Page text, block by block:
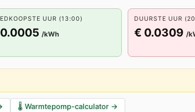
UUR (13:00)
/kWh
DUURSTE UUR
€ 0.0309 /
🌡️ Warmtepomp-calculator →